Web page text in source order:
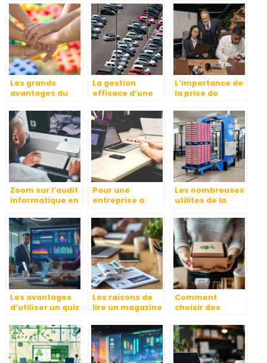
images de votre
camera de
surveillance ?
livraison de
marchandises
ou de personnes
?
Les grands
avantages du
pour son
entreprise
La gestion
efficace d’une
automobile
L’importance de
la prise de
Zoom sur l’audit
informatique en
Pour une
entreprise a
conseils
Les nombreuses
utilites de la
un outil
indispensable
Les avantages
d’utiliser un quiz
dynamiser vos
cours et
présentations
Les raisons de
lire un magazine
optimiser la
gestion
quotidienne de
votre entreprise
Comment
choisir des
éco-
responsables
pour votre
entreprise